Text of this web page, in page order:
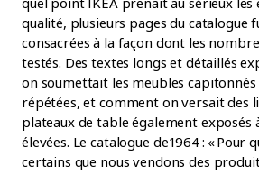
qualité, plusieurs pages du catalogue
consacrées à la façon dont les
testés. Des textes longs et détaillés
on soumettait les meubles capitonnés
répétées, et comment on versait des
plateaux de table également exposés
élevées. Le catalogue de 1964 : « Pour
certains que nous vendons des